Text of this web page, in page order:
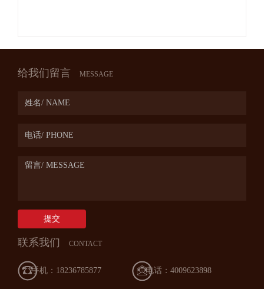
给我们留言 MESSAGE
提交
联系我们 CONTACT
手机：18236785877 电话：4009623898